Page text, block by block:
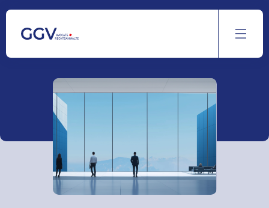
au
contenu